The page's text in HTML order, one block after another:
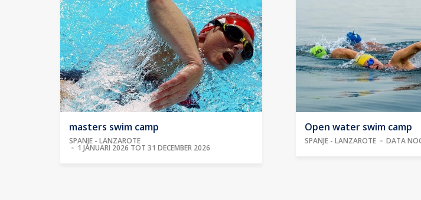
masters swim camp
SPANJE - LANZAROTE
1 JANUARI 2026 TOT 31 DECEMBER 2026
Open water swim camp
SPANJE - LANZAROTE DATA